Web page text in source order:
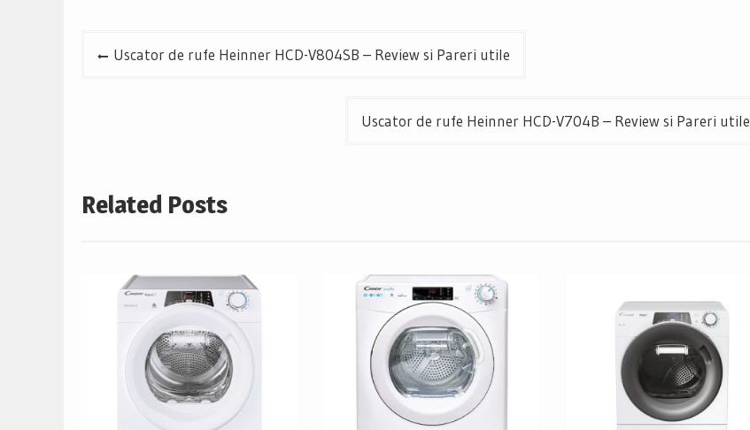
Navigare
Uscator de rufe Heinner HCD-V804SB – Review si Pareri utile
Uscator de rufe Heinner HCD-V704B – Review si Pareri utile
Related Posts